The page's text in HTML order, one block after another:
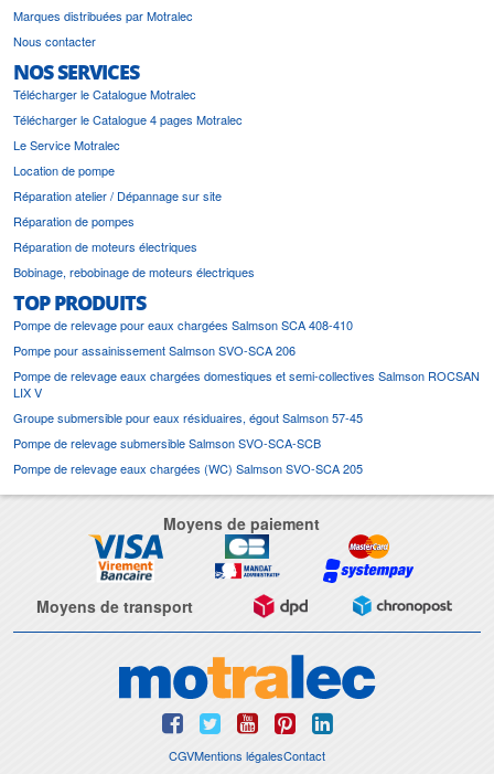
Marques distribuées par Motralec
Nous contacter
NOS SERVICES
Télécharger le Catalogue Motralec
Télécharger le Catalogue 4 pages Motralec
Le Service Motralec
Location de pompe
Réparation atelier / Dépannage sur site
Réparation de pompes
Réparation de moteurs électriques
Bobinage, rebobinage de moteurs électriques
TOP PRODUITS
Pompe de relevage pour eaux chargées Salmson SCA 408-410
Pompe pour assainissement Salmson SVO-SCA 206
Pompe de relevage eaux chargées domestiques et semi-collectives Salmson ROCSAN
LIX V
Groupe submersible pour eaux résiduaires, égout Salmson 57-45
Pompe de relevage submersible Salmson SVO-SCA-SCB
Pompe de relevage eaux chargées (WC) Salmson SVO-SCA 205
Moyens de paiement
Moyens de transport
CGVMentions légalesContact